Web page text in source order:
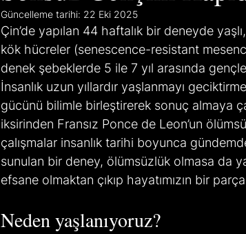
Güncelleme tarihi: 22 Eki 2025
Çin’de yapılan 44 haftalık bir deneyde
kök hücreler (senescence-resistant
denek şebeklerde 5 ile 7 yıl arasında
İnsanlık uzun yıllardır yaşlanmayı
gücünü bilimle birleştirerek sonuç almaya
iksirinden Fransız Ponce de Leon’un
çalışmalar insanlık tarihi boyunca
sunulan bir deney, ölümsüzlük olmasa da
efsane olmaktan çıkıp hayatımızın bir
Neden yaşlanıyoruz?